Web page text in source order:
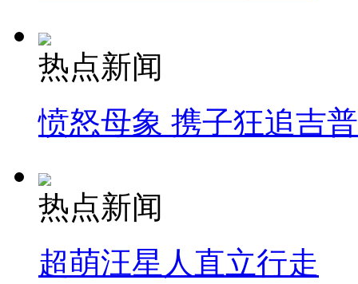
热点新闻
愤怒母象 携子狂追吉
热点新闻
超萌汪星人直立行走